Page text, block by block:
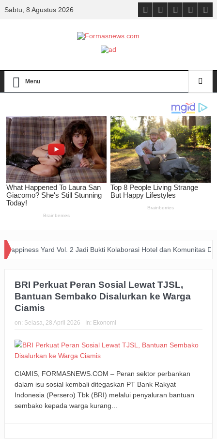
Sabtu, 8 Agustus 2026
Menu
Yard Vol. 2 Jadi Bukti Kolaborasi Hotel dan Komunitas
BRI Perkuat Peran Sosial Lewat TJSL,
Bantuan Sembako Disalurkan ke Warga
Ciamis
on: Selasa, 28 April 2026 In: Ekonomi
CIAMIS, FORMASNEWS.COM – Peran sektor perbankan
dalam isu sosial kembali ditegaskan PT Bank Rakyat
Indonesia (Persero) Tbk (BRI) melalui penyaluran bantuan
sembako kepada warga kurang...